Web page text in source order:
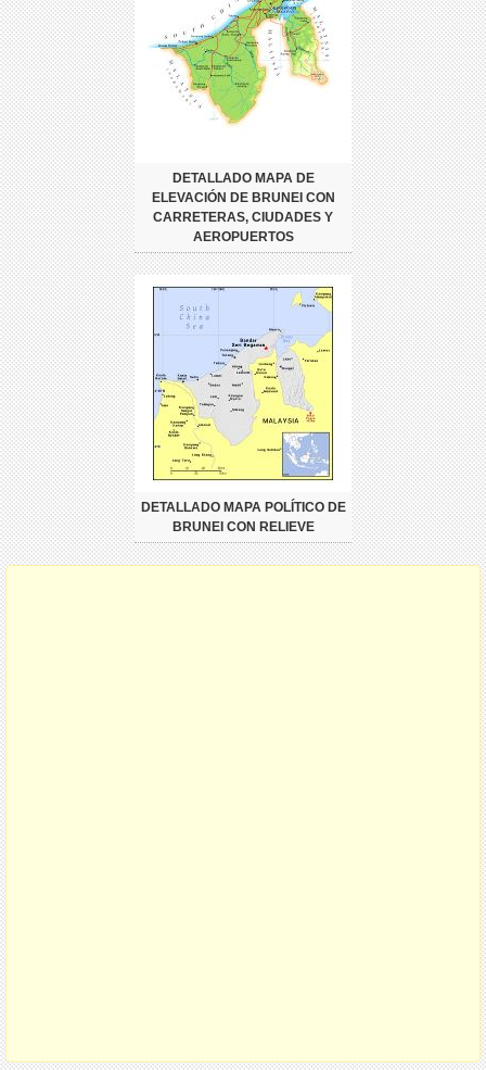
DETALLADO MAPA DE
ELEVACIÓN DE BRUNEI CON
CARRETERAS, CIUDADES Y
AEROPUERTOS
DETALLADO MAPA POLÍTICO DE
BRUNEI CON RELIEVE